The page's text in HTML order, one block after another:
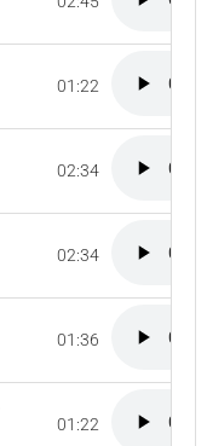
01:22
02:34
02:34
01:36
01:22